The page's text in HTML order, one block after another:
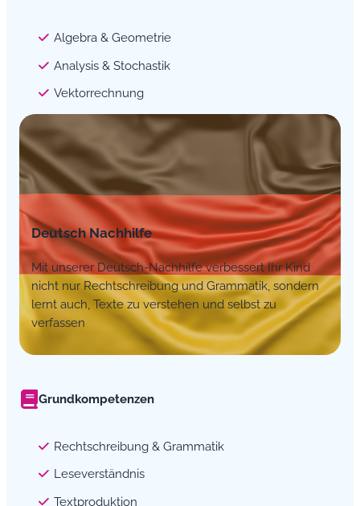
Algebra & Geometrie
Analysis & Stochastik
Vektorrechnung
Deutsch Nachhilfe
Mit unserer Deutsch-Nachhilfe verbessert Ihr Kind
nicht nur Rechtschreibung und Grammatik, sondern
lernt auch, Texte zu verstehen und selbst zu
verfassen
Grundkompetenzen
Rechtschreibung & Grammatik
Leseverständnis
Textproduktion